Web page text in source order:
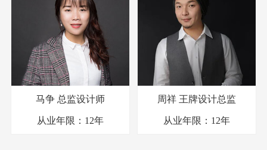
马争 总监设计师
从业年限： 12年
周祥 王牌设计总监
从业年限： 12年